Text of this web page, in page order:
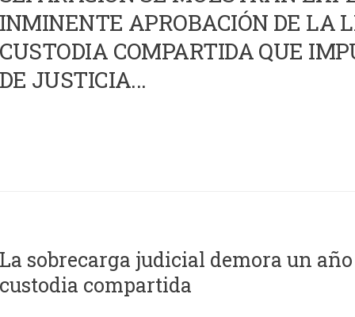
APROBACIÓN DE LA
COMPARTIDA QUE
JUSTICIA...
sobrecarga judicial demora un
compartida